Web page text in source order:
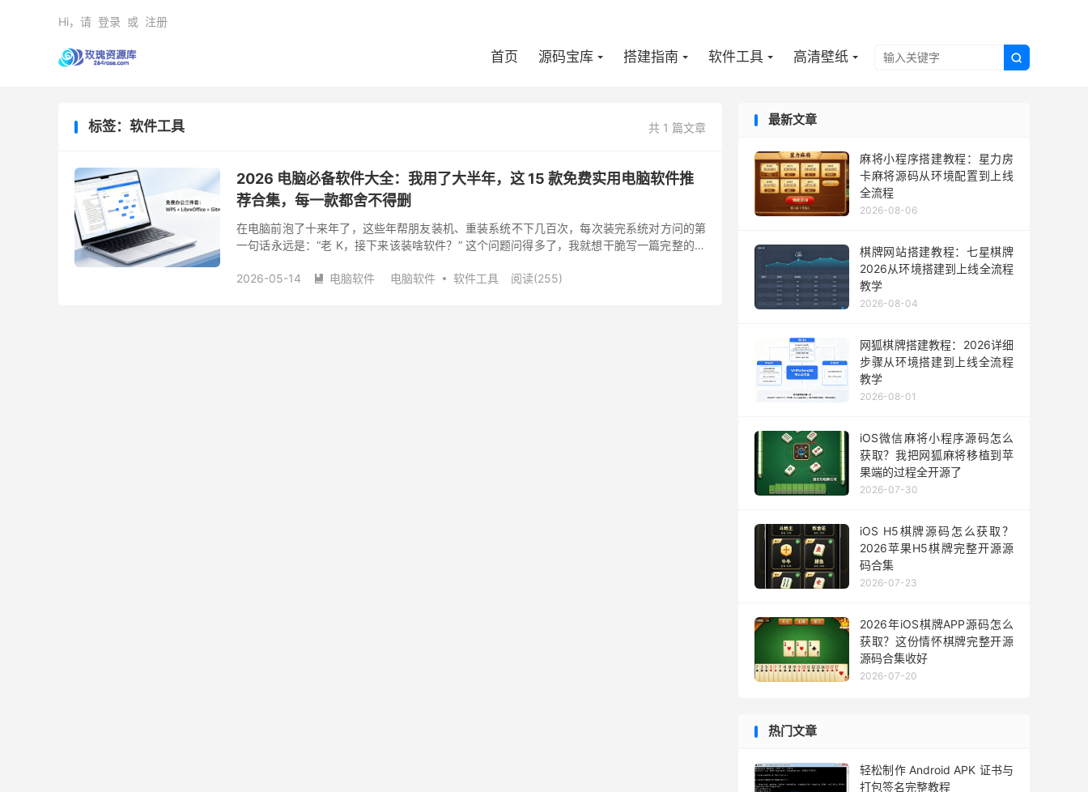

首页 源码宝库 搭建指南 软件工具 高清壁纸
Hi，请 登录 或 注册
共 1 篇文章
标签：软件工具
2026 电脑必备软件大全：我用了大半年，这 15 款免费实用电脑软件推
荐合集，每一款都舍不得删
在电脑前泡了十来年了，这些年帮朋友装机、重装系统不下几百次，每次装完系统对方问的第
一句话永远是：“老 K，接下来该装啥软件？” 这个问题问得多了，我就想干脆写一篇完整的清
2026-05-14
 电脑软件 电脑软件 软件工具 阅读(255)
最新文章
麻将小程序搭建教程：星力房
卡麻将源码从环境配置到上线
全流程
2026-08-06
棋牌网站搭建教程：七星棋牌
2026从环境搭建到上线全流程
教学
2026-08-04
网狐棋牌搭建教程：2026详细
步骤从环境搭建到上线全流程
教学
2026-08-01
iOS微信麻将小程序源码怎么
获取？我把网狐麻将移植到苹
果端的过程全开源了
2026-07-30
iOS H5棋牌源码怎么获取？
2026苹果H5棋牌完整开源源
码合集
2026-07-23
2026年iOS棋牌APP源码怎么
获取？这份情怀棋牌完整开源
源码合集收好
2026-07-20
热门文章
轻松制作 Android APK 证书与
打包签名完整教程